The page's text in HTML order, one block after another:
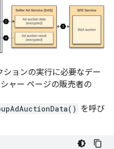
ションの実行に必要なデー
ャー ページの販売者の
を呼び